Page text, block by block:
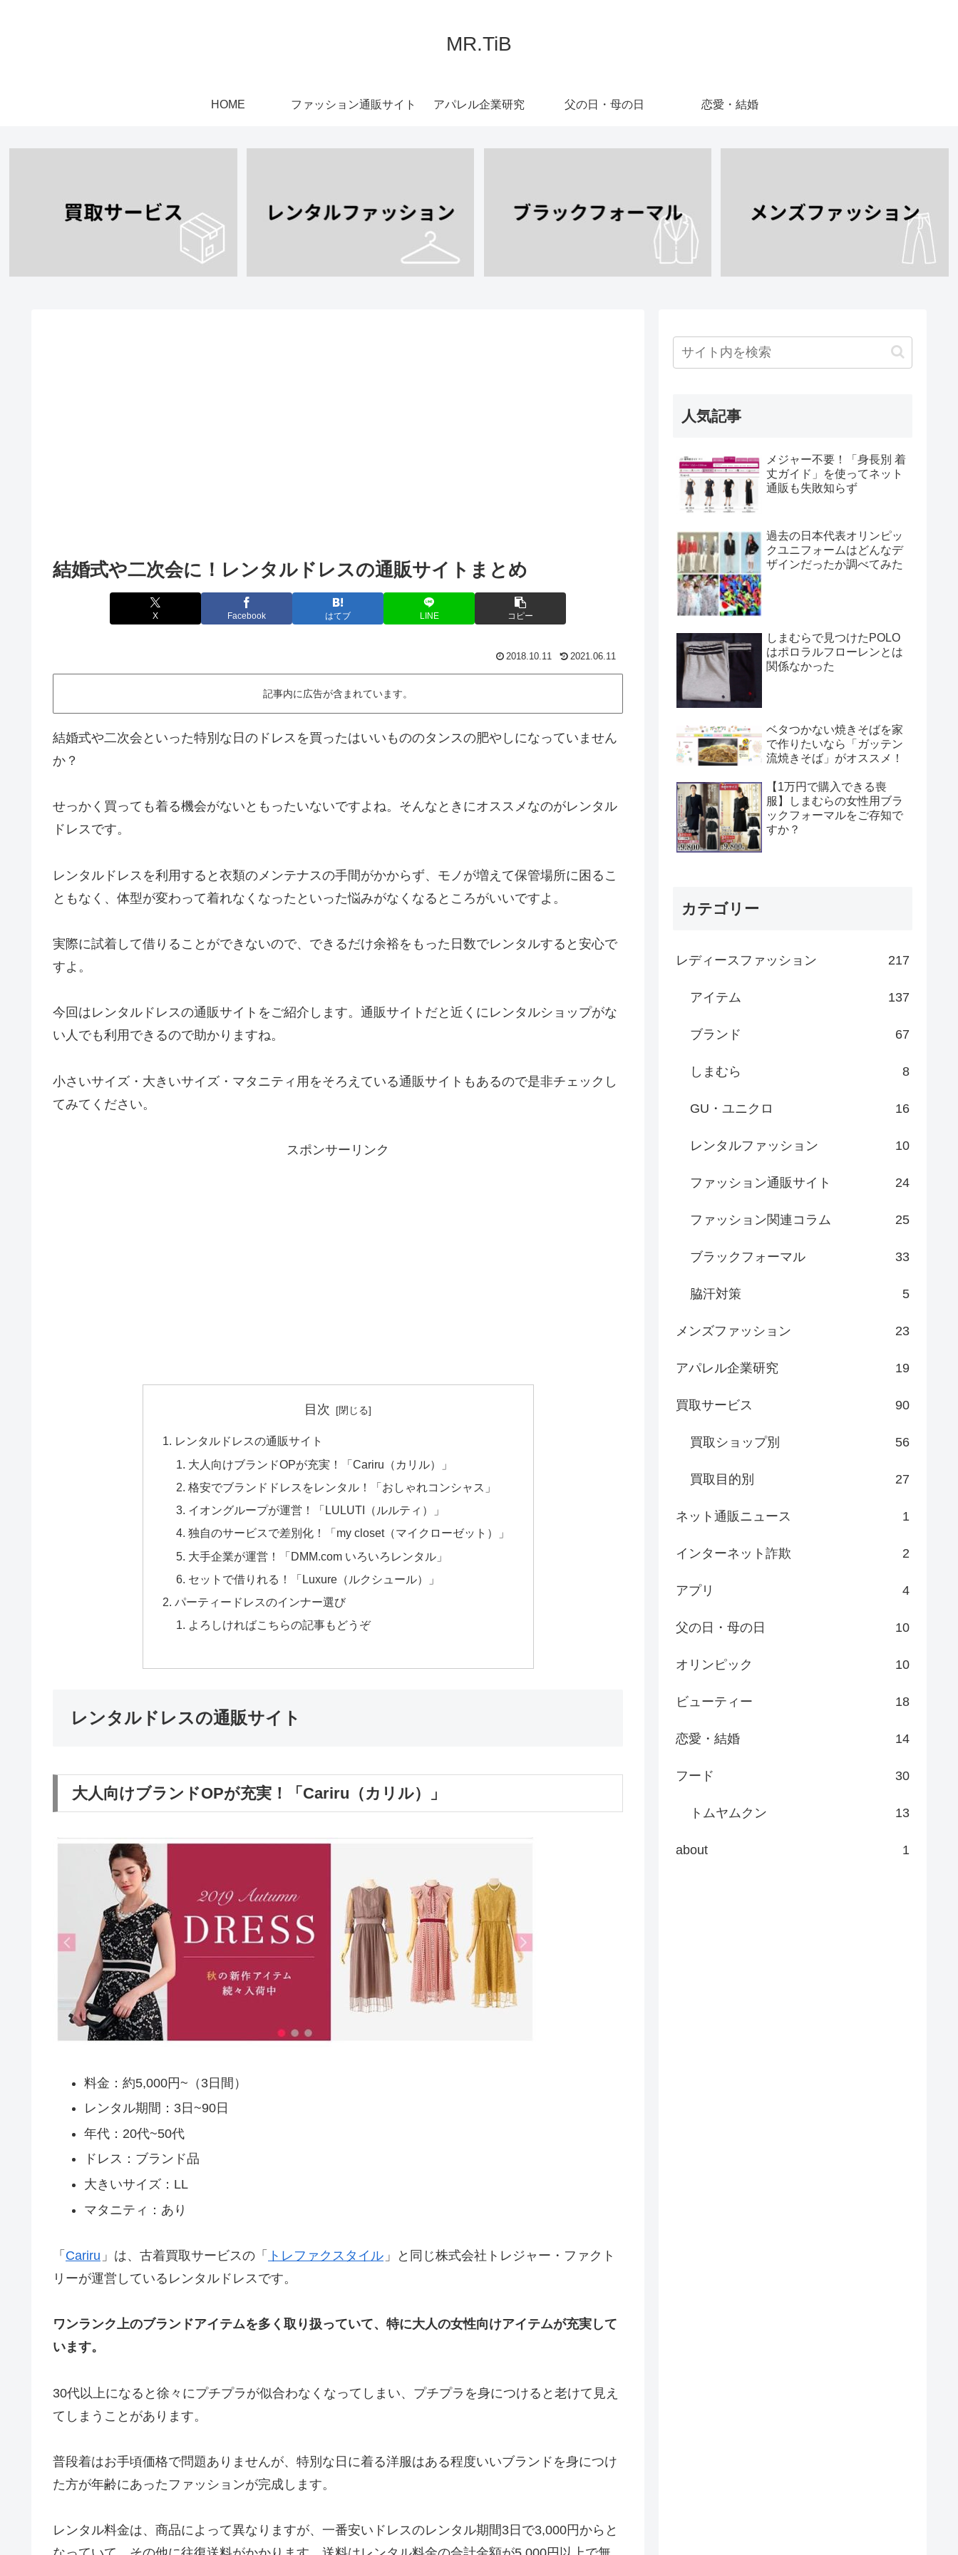
MR.TiB
HOME ファッション通販サイト アパレル企業研究 父の日・母の日 恋愛・結婚
結婚式や二次会に！レンタルドレスの通販サイトまとめ
X Facebook はてブ LINE コピー
2018.10.11 2021.06.11
記事内に広告が含まれています。
結婚式や二次会といった特別な日のドレスを買ったはいいもののタンスの肥やしになっていません
か？
せっかく買っても着る機会がないともったいないですよね。そんなときにオススメなのがレンタル
ドレスです。
レンタルドレスを利用すると衣類のメンテナスの手間がかからず、モノが増えて保管場所に困るこ
ともなく、体型が変わって着れなくなったといった悩みがなくなるところがいいですよ。
実際に試着して借りることができないので、できるだけ余裕をもった日数でレンタルすると安心で
すよ。
今回はレンタルドレスの通販サイトをご紹介します。通販サイトだと近くにレンタルショップがな
い人でも利用できるので助かりますね。
小さいサイズ・大きいサイズ・マタニティ用をそろえている通販サイトもあるので是非チェックし
てみてください。
スポンサーリンク
目次
レンタルドレスの通販サイト
大人向けブランドOPが充実！「Cariru（カリル）」
格安でブランドドレスをレンタル！「おしゃれコンシャス」
イオングループが運営！「LULUTI（ルルティ）」
独自のサービスで差別化！「my closet（マイクローゼット）」
大手企業が運営！「DMM.com いろいろレンタル」
セットで借りれる！「Luxure（ルクシュール）」
パーティードレスのインナー選び
よろしければこちらの記事もどうぞ
レンタルドレスの通販サイト
大人向けブランドOPが充実！「Cariru（カリル）」
料金：約5,000円~（3日間）
レンタル期間：3日~90日
年代：20代~50代
ドレス：ブランド品
大きいサイズ：LL
マタニティ：あり
「 Cariru 」は、古着買取サービスの「 トレファクスタイル 」と同じ株式会社トレジャー・ファクト
リーが運営しているレンタルドレスです。
ワンランク上のブランドアイテムを多く取り扱っていて、特に大人の女性向けアイテムが充実して
います。
30代以上になると徐々にプチプラが似合わなくなってしまい、プチプラを身につけると老けて見え
てしまうことがあります。
普段着はお手頃価格で問題ありませんが、特別な日に着る洋服はある程度いいブランドを身につけ
た方が年齢にあったファッションが完成します。
レンタル料金は、商品によって異なりますが、一番安いドレスのレンタル期間3日で3,000円からと
人気記事
メジャー不要！「身長別 着
丈ガイド」を使ってネット
通販も失敗知らず
過去の日本代表オリンピッ
クユニフォームはどんなデ
ザインだったか調べてみた
しまむらで見つけたPOLO
はポロラルフローレンとは
関係なかった
ベタつかない焼きそばを家
で作りたいなら「ガッテン
流焼きそば」がオススメ！
【1万円で購入できる喪
服】しまむらの女性用ブラ
ックフォーマルをご存知で
すか？
カテゴリー
レディースファッション 217
アイテム 137
ブランド 67
しまむら 8
GU・ユニクロ 16
レンタルファッション 10
ファッション通販サイト 24
ファッション関連コラム 25
ブラックフォーマル 33
脇汗対策 5
メンズファッション 23
アパレル企業研究 19
買取サービス 90
買取ショップ別 56
買取目的別 27
ネット通販ニュース 1
インターネット詐欺 2
アプリ 4
父の日・母の日 10
オリンピック 10
ビューティー 18
恋愛・結婚 14
フード 30
トムヤムクン 13
about 1